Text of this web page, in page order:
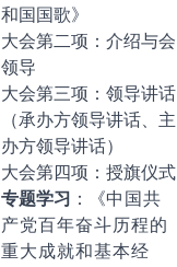
和国国歌》
大会第二项：介绍与会
领导
大会第三项：领导讲话
（承办方领导讲话、主
办方领导讲话）
大会第四项：授旗仪式
专题学习 ：《中国共
产党百年奋斗历程的
重大成就和基本经